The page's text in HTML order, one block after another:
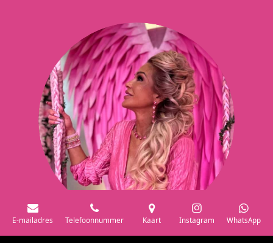
E-mailadres Telefoonnummer Kaart Instagram WhatsApp